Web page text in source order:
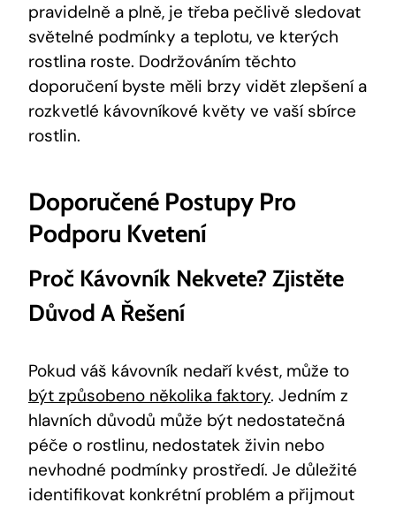
pravidelně a plně, je třeba pečlivě sledovat
světelné podmínky a teplotu, ve kterých
rostlina roste. Dodržováním těchto
doporučení byste měli brzy vidět zlepšení a
rozkvetlé kávovníkové květy ve vaší sbírce
rostlin.
Doporučené Postupy Pro
Podporu Kvetení
Proč Kávovník Nekvete? Zjistěte
Důvod A Řešení
Pokud váš kávovník nedaří kvést, může to
být způsobeno několika faktory. Jedním z
hlavních důvodů může být nedostatečná
péče o rostlinu, nedostatek živin nebo
nevhodné podmínky prostředí. Je důležité
identifikovat konkrétní problém a přijmout